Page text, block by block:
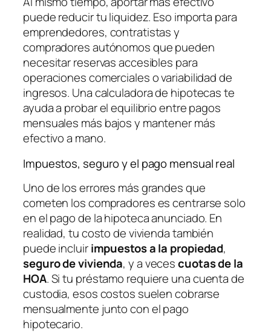
puede reducir tu liquidez. Eso importa para
emprendedores, contratistas y
compradores autónomos que pueden
necesitar reservas accesibles para
operaciones comerciales o variabilidad de
ingresos. Una calculadora de hipotecas te
ayuda a probar el equilibrio entre pagos
mensuales más bajos y mantener más
efectivo a mano.
Impuestos, seguro y el pago mensual real
Uno de los errores más grandes que
cometen los compradores es centrarse solo
en el pago de la hipoteca anunciado. En
realidad, tu costo de vivienda también
puede incluirimpuestos a la propiedad,
seguro de vivienda, y a vecescuotas de la
HOA. Si tu préstamo requiere una cuenta de
custodia, esos costos suelen cobrarse
mensualmente junto con el pago
hipotecario.